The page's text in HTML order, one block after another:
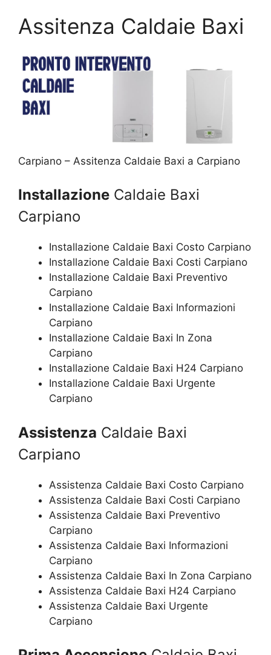
Assitenza Caldaie Baxi
Carpiano – Assitenza Caldaie Baxi a Carpiano
Installazione Caldaie Baxi
Carpiano
Installazione Caldaie Baxi Costo Carpiano
Installazione Caldaie Baxi Costi Carpiano
Installazione Caldaie Baxi Preventivo
Carpiano
Installazione Caldaie Baxi Informazioni
Carpiano
Installazione Caldaie Baxi In Zona
Carpiano
Installazione Caldaie Baxi H24 Carpiano
Installazione Caldaie Baxi Urgente
Carpiano
Assistenza Caldaie Baxi
Carpiano
Assistenza Caldaie Baxi Costo Carpiano
Assistenza Caldaie Baxi Costi Carpiano
Assistenza Caldaie Baxi Preventivo
Carpiano
Assistenza Caldaie Baxi Informazioni
Carpiano
Assistenza Caldaie Baxi In Zona Carpiano
Assistenza Caldaie Baxi H24 Carpiano
Assistenza Caldaie Baxi Urgente
Carpiano